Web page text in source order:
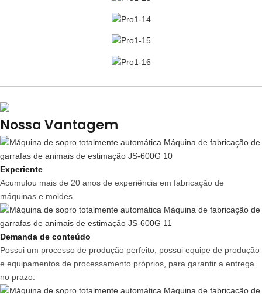
Nossa Vantagem
Experiente
Acumulou mais de 20 anos de experiência em fabricação de
máquinas e moldes.
Demanda de conteúdo
Possui um processo de produção perfeito, possui equipe de produção
e equipamentos de processamento próprios, para garantir a entrega
no prazo.